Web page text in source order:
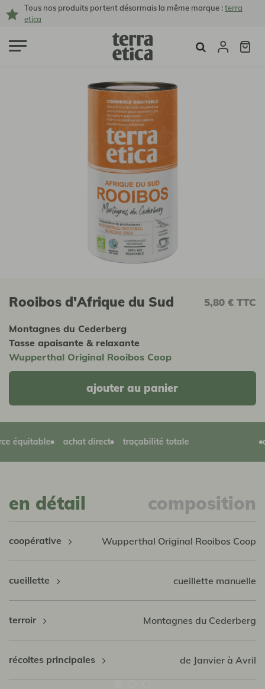
Tous nos produits portent désormais la même marque :terra
etica
Rooibos d'Afrique du Sud
Montagnes du Cederberg
Tasse apaisante & relaxante
Wupperthal Original Rooibos Coop
5,80 € TTC
ajouter au panier
équitable achat direct traçabilité totale
en détail composition
coopérative Wupperthal Original Rooibos Coop
cueillette cueillette manuelle
terroir Montagnes du Cederberg
récoltes principales de Janvier à Avril